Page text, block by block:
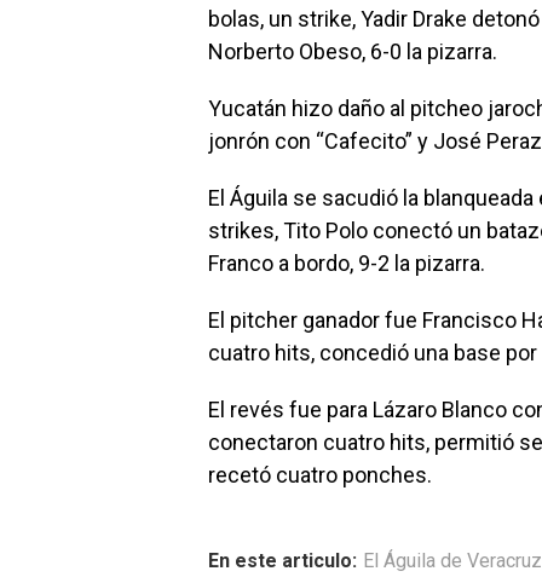
bolas, un strike, Yadir Drake
Norberto Obeso, 6-0 la pizarra.
Yucatán hizo daño al pitcheo
jonrón con “Cafecito” y José
El Águila se sacudió la
strikes, Tito Polo conectó un
Franco a bordo, 9-2 la pizarra.
El pitcher ganador fue Francisco
cuatro hits, concedió una base
El revés fue para Lázaro Blanco
conectaron cuatro hits, permitió
recetó cuatro ponches.
En este articulo: El Águila de Veracruz